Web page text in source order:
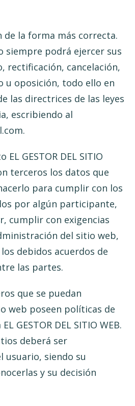
de la forma más correcta.
siempre podrá ejercer sus
rectificación, cancelación,
u oposición, todo ello en
las directrices de las leyes
escribiendo al
GESTOR DEL SITIO
terceros los datos que
para cumplir con los
por algún participante,
cumplir con exigencias
del sitio web,
debidos acuerdos de
las partes.
que se puedan
web poseen políticas de
GESTOR DEL SITIO WEB.
deberá ser
usuario, siendo su
y su decisión